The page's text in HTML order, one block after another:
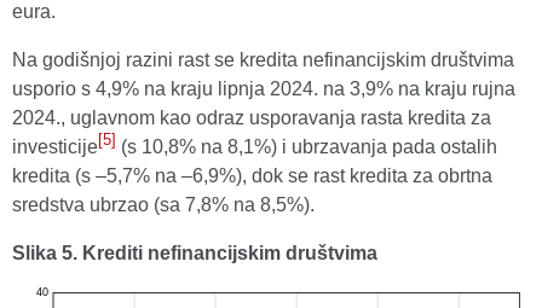
eura.
Na godišnjoj razini rast se kredita nefinancijskim društvima
usporio s 4,9% na kraju lipnja 2024. na 3,9% na kraju rujna
2024., uglavnom kao odraz usporavanja rasta kredita za
investicije[5] (s 10,8% na 8,1%) i ubrzavanja pada ostalih
kredita (s –5,7% na –6,9%), dok se rast kredita za obrtna
sredstva ubrzao (sa 7,8% na 8,5%).
Slika 5. Krediti nefinancijskim društvima